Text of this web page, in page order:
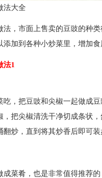
法大全
法，市面上售卖的豆豉的种
加到各种小炒菜里，增加
1
吃，把豆豉和尖椒一起做成
，把尖椒清洗干净切成条状
炒，直到将其炒香后即可
成菜肴，也是非常值得推荐